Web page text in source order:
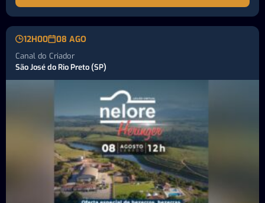
12H00 08 AGO
Canal do Criador
São José do Rio Preto (SP)